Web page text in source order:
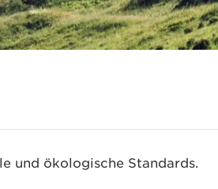
und ökologische Standards.